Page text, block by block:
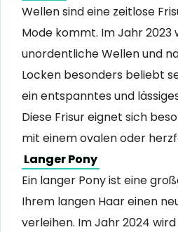
Wellen sind eine zeitlose
Mode kommt. Im Jahr 2023
unordentliche Wellen und
Locken besonders beliebt
ein entspanntes und
Diese Frisur eignet sich
mit einem ovalen oder
Langer Pony
Ein langer Pony ist eine
Ihrem langen Haar einen
verleihen. Im Jahr 2024